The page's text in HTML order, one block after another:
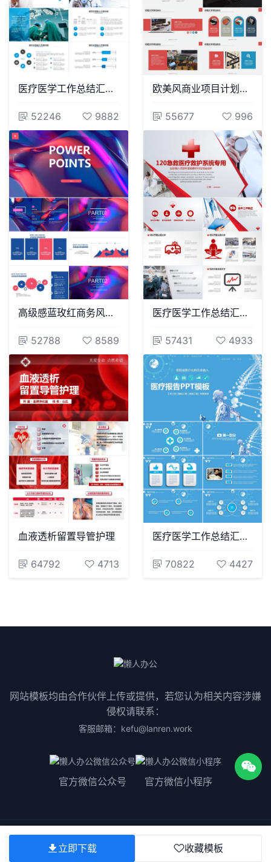
立即下载 收藏模板
医疗医学工作总结汇报通用PPT模板(233)
52246 9882
欧美风商业项目计划书PPT模板项目策划PPT模板
55677 996
高级感蓝玫红商务风数据表格通用PPT模板
52788 8589
医疗医学工作总结汇报通用PPT模板(105)
57431 4933
血液透析留置导管护理
64792 4713
医疗医学工作总结汇报通用PPT模板(102)
70822 4427
网站模板均由合作伙伴上传或提供，若您认为相关内容涉嫌
侵权请联系：
客服邮箱：kefu@lanren.work
官方微信公众号 官方微信小程序
版权所有©2025
粤ICP备2023075511号
用户协议 版权声明